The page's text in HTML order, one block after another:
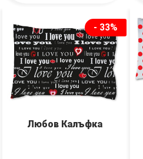
- 33%
Любов Калъфка